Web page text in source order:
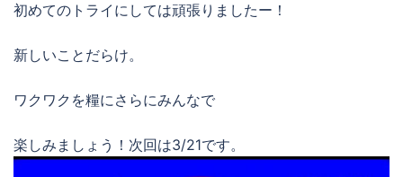
初めてのトライにしては頑張りましたー！
新しいことだらけ。
ワクワクを糧にさらにみんなで
楽しみましょう！次回は3/21です。